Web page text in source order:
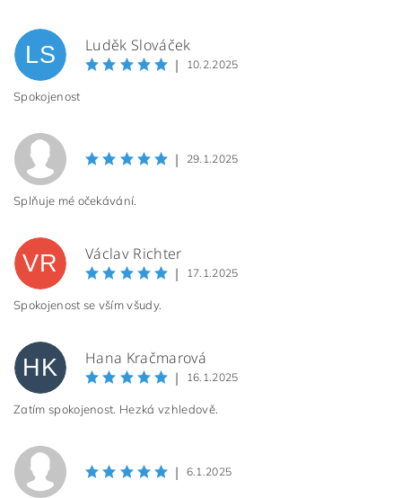
LS Luděk Slováček
| 10.2.2025
Spokojenost
| 29.1.2025
Splňuje mé očekávání.
VR Václav Richter
| 17.1.2025
Spokojenost se vším všudy.
HK Hana Kračmarová
| 16.1.2025
Zatím spokojenost. Hezká vzhledově.
| 6.1.2025